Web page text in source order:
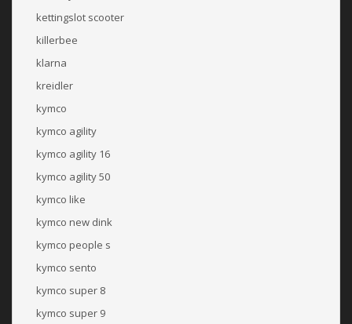
kettingslot scooter
killerbee
klarna
kreidler
kymco
kymco agility
kymco agility 16
kymco agility 50
kymco like
kymco new dink
kymco people s
kymco sento
kymco super 8
kymco super 9